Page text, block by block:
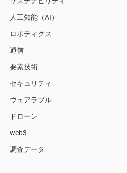
人工知能（AI）
ロボティクス
通信
要素技術
セキュリティ
ウェアラブル
ドローン
web3
調査データ